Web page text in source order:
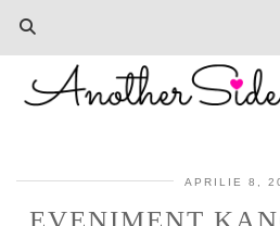
APRILIE 8,
EVENIMENT